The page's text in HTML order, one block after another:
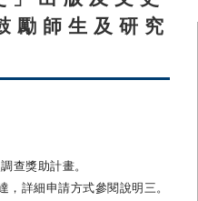
勵師生及研究
查獎助計畫。
詳細申請方式參閱說明三。